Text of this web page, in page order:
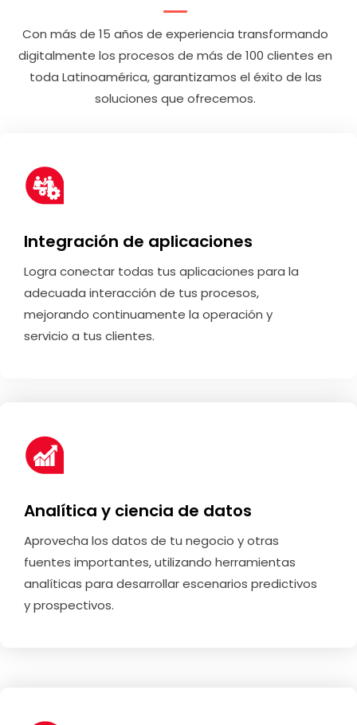
Con más de 15 años de experiencia transformando
digitalmente los procesos de más de 100 clientes en
toda Latinoamérica, garantizamos el éxito de las
soluciones que ofrecemos.
Integración de aplicaciones
Logra conectar todas tus aplicaciones para la
adecuada interacción de tus procesos,
mejorando continuamente la operación y
servicio a tus clientes.
Analítica y ciencia de datos
Aprovecha los datos de tu negocio y otras
fuentes importantes, utilizando herramientas
analíticas para desarrollar escenarios predictivos
y prospectivos.